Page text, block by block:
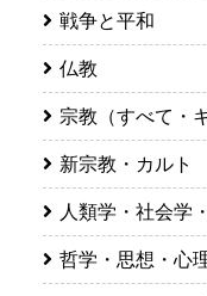
戦争と平和
仏教
宗教（すべて・
新宗教・カルト
人類学・社会学
哲学・思想・心